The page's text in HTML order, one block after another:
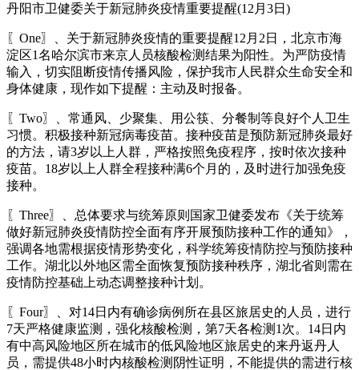
丹阳市卫健委关于新冠肺炎疫情重要提醒(12月3日)
〖One〗、关于新冠肺炎疫情的重要提醒12月2日，北京市海
淀区1名哈尔滨市来京人员核酸检测结果为阳性。为严防疫情
输入，切实阻断疫情传播风险，保护我市人民群众生命安全和
身体健康，现作如下提醒：主动及时报备。
〖Two〗、常通风、少聚集、用公筷、分餐制等良好个人卫生
习惯。积极接种新冠病毒疫苗。接种疫苗是预防新冠肺炎最好
的方法，请3岁以上人群，严格按照免疫程序，按时依次接种
疫苗。18岁以上人群全程接种满6个月的，及时进行加强免疫
接种。
〖Three〗、总体要求与统筹原则国家卫健委发布《关于统筹
做好新冠肺炎疫情防控全面有序开展预防接种工作的通知》，
强调各地需根据疫情形势变化，科学统筹疫情防控与预防接种
工作。湖北以外地区需全面恢复预防接种秩序，湖北省则需在
疫情防控基础上动态调整接种计划。
〖Four〗、对14日内有确诊病例所在县区旅居史的人员，进行
7天严格健康监测，强化核酸检测，第7天各检测1次。14日内
有中高风险地区所在城市的低风险地区旅居史的来丹返丹人
员，需提供48小时内核酸检测阴性证明，不能提供的需进行核